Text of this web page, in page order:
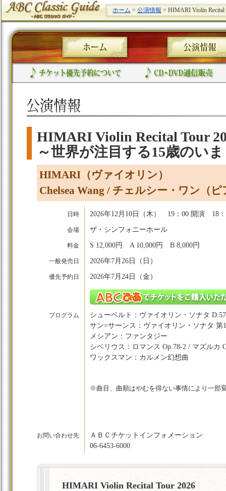
ホーム > 公演情報 > HIMARI Violin
HIMARI Violin Recital Tour
～世界が注目する15歳のい
HIMARI（ヴァイオリン）
Chelsea Wang / チェルシー・ワン（ピ
日時 2026年12月10日（木） 19：00 開演 18
会場 ザ・シンフォニーホール
料金 S 12,000円 A 10,000円 B 8,000円
一般発売日 2026年7月26日（日）
優先予約日 2026年7月24日（金）
プログラム
シューベルト：ヴァイオリン・ソナタ
サン=サーンス：ヴァイオリン・ソナタ 第
メシアン：ファンタジー
シベリウス：ロマンス Op.78-2 / マズルカ
ワックスマン：カルメン幻想曲
※曲目、曲順はやむを得ない事情により一部
お問い合わせ先
ＡＢＣチケットインフォメーション
06-6453-6000
HIMARI Violin Recital Tour 2026